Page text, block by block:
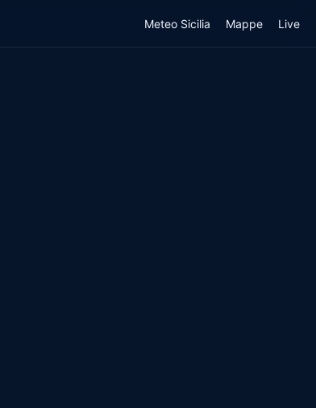
Meteo Sicilia Mappe Live